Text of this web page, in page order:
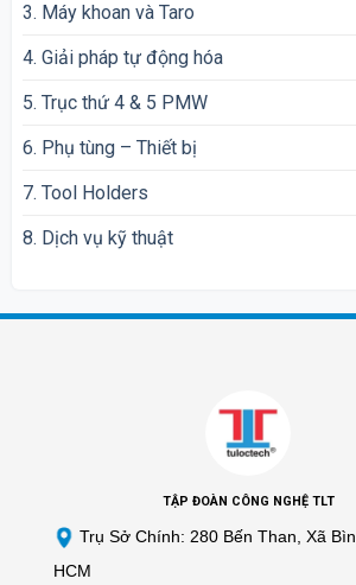
3. Máy khoan và Taro
4. Giải pháp tự động hóa
5. Trục thứ 4 & 5 PMW
6. Phụ tùng – Thiết bị
7. Tool Holders
8. Dịch vụ kỹ thuật
TẬP ĐOÀN CÔNG NGHỆ TLT
Trụ Sở Chính: 280 Bến Than, Xã
HCM